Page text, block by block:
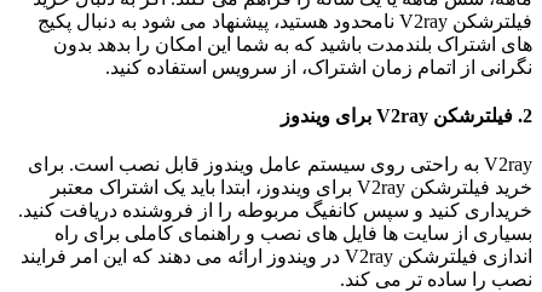
فیلترشکن V2ray نامحدود هستید، پیشنهاد می شود به دنبال پکیج
های اشتراک بلندمدت باشید که به شما این امکان را بدهد بدون
نگرانی از اتمام زمان اشتراک، از سرویس استفاده کنید.
2. فیلترشکن V2ray برای ویندوز
V2ray به راحتی روی سیستم عامل ویندوز قابل نصب است. برای
خرید فیلترشکن V2ray برای ویندوز، ابتدا باید یک اشتراک معتبر
خریداری کنید و سپس کانفیگ مربوطه را از فروشنده دریافت کنید.
بسیاری از سایت ها فایل های نصب و راهنمای کاملی برای راه
اندازی فیلترشکن V2ray در ویندوز ارائه می دهند که این امر فرایند
نصب را ساده تر می کند.